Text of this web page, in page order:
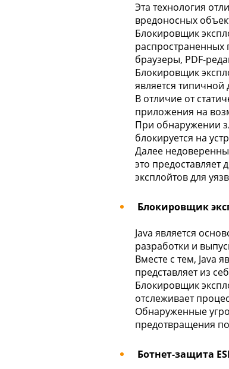
Эта технология
вредоносных
Блокировщик
распространенных
браузеры, PDF-
Блокировщик
является типичной
В отличие от
приложения на
При обнаружении
блокируется на
Далее
это предоставляет
эксплойтов для
Блокировщик
Java является
разработки и
Вместе с тем, Java
представляет из
Блокировщик
отслеживает
Обнаруженные
предотвращения
Ботнет-защита